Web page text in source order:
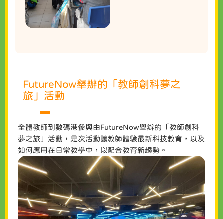
FutureNow舉辦的「教師創科夢之
旅」活動
全體教師到數碼港參與由FutureNow舉辦的「教師創科
夢之旅」活動，是次活動讓教師體驗最新科技教育，以及
如何應用在日常教學中，以配合教育新趨勢。